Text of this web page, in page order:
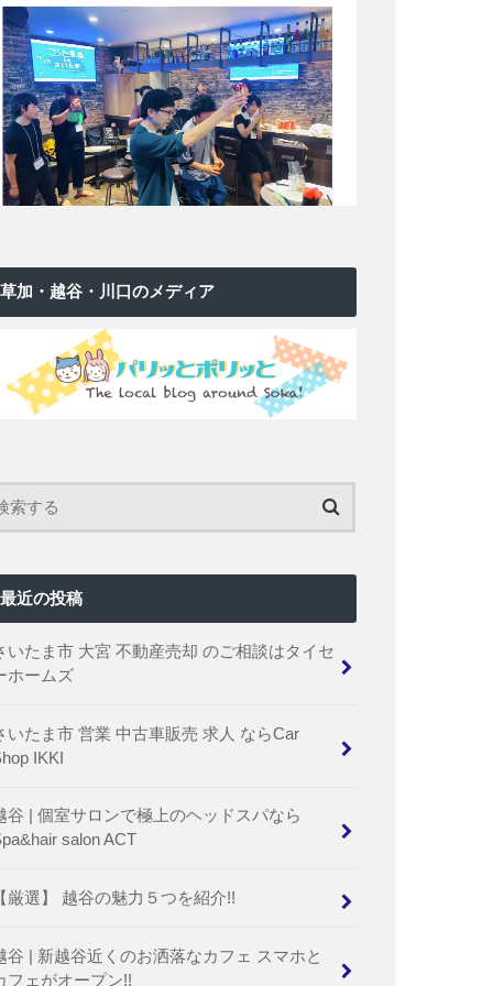
草加・越谷・川口のメディア
最近の投稿
いたま市 大宮 不動産売却 のご相談はタイセ
ホームズ
いたま市 営業 中古車販売 求人 ならCar
IKKI
谷 | 個室サロンで極上のヘッドスパなら
salon ACT
厳選】 越谷の魅力５つを紹介!!
谷 | 新越谷近くのお洒落なカフェ スマホと
フェがオープン!!